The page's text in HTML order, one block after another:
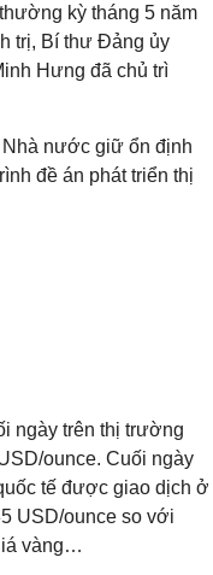
kỳ tháng 5 năm
trị, Bí thư Đảng ủy
Hưng đã chủ trì
nước giữ ổn định
đề án phát triển thị
ngày trên thị trường
ounce. Cuối ngày
tế được giao dịch ở
USD/ounce so với
vàng…